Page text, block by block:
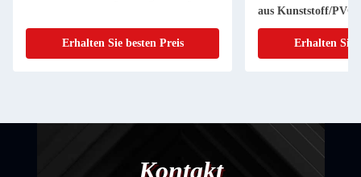
Erhalten Sie besten Preis
aus Kunststoff/
Erhalten Sie
Kontakt